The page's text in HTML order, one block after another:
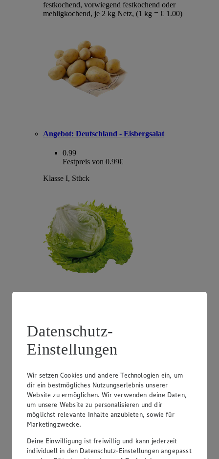
festkochend, vorwiegend festkochend oder
mehligkochend, je 2 kg Netz, (1 kg = € 1.00)
Angebot: Deutschland - Eisbergsalat
0.99
Festpreis von 0.99€
Klasse I, Stück
Festpreis von 1.99€
Datenschutz-
Einstellungen
Wir setzen Cookies und andere Technologien ein, um
dir ein bestmögliches Nutzungserlebnis unserer
Website zu ermöglichen. Wir verwenden deine Daten,
um unsere Website zu personalisieren und dir
möglichst relevante Inhalte anzubieten, sowie für
Marketingzwecke.
Deine Einwilligung ist freiwillig und kann jederzeit
individuell in den Datenschutz-Einstellungen angepasst